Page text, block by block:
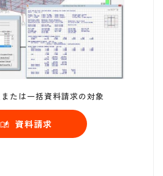
たは一括資料請求の対象
資料請求